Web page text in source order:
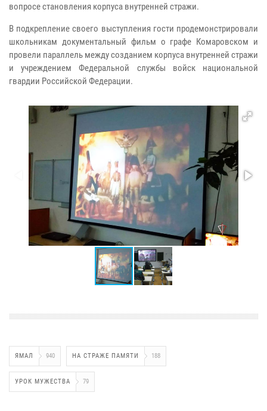
вопросе становления корпуса внутренней стражи.
В подкрепление своего выступления гости продемонстрировали
школьникам документальный фильм о графе Комаровском и
провели параллель между созданием корпуса внутренней стражи
и учреждением Федеральной службы войск национальной
гвардии Российской Федерации.
ЯМАЛ 940 НА СТРАЖЕ ПАМЯТИ 188
УРОК МУЖЕСТВА 79